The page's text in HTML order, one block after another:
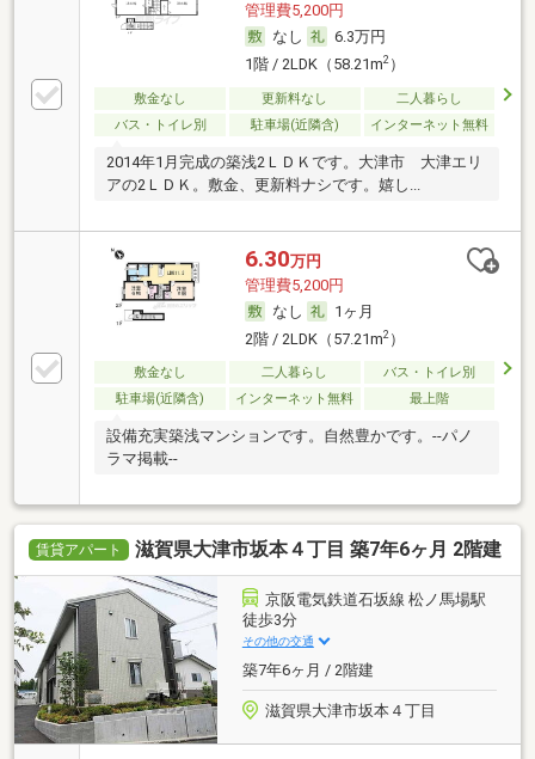
管理費5,200円
なし
6.3万円
1階 / 2LDK（58.21m2）
敷金なし 更新料なし
二人暮らし
バス・トイレ別
駐車場(近隣含) インターネット無料
2014年1月完成の築浅2ＬＤＫです。大津市 大津エリ
アの2ＬＤＫ。敷金、更新料ナシです。嬉し...
6.30万円
管理費5,200円
なし
1ヶ月
2階 / 2LDK（57.21m2）
敷金なし 二人暮らし
バス・トイレ別
駐車場(近隣含)
インターネット無料 最上階
設備充実築浅マンションです。自然豊かです。--パノ
ラマ掲載--
賃貸アパート 滋賀県大津市坂本４丁目 築7年6ヶ月 2階建
京阪電気鉄道石坂線 松ノ馬場駅
徒歩3分
その他の交通
築7年6ヶ月 / 2階建
滋賀県大津市坂本４丁目